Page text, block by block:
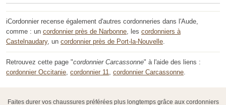
iCordonnier recense également d'autres cordonneries dans l'Aude,
comme : un cordonnier près de Narbonne , les cordonniers à
Castelnaudary, un cordonnier près de Port-la-Nouvelle
Retrouvez cette page "cordonnier Carcassonne" à l'aide des liens :
cordonnier Occitanie cordonnier 11 cordonnier Carcassonne
Faites durer vos chaussures préférées plus longtemps grâce aux cordonniers